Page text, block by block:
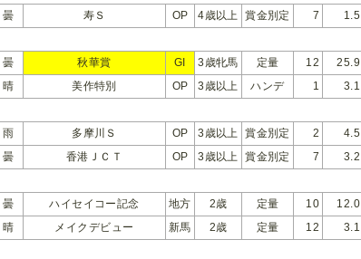
曇 寿Ｓ OP 4歳以上 賞金別定 7 1.5
曇 秋華賞 GI 3歳牝馬 定量 12 25.9
晴 美作特別 OP 3歳以上 ハンデ 1 3.1
雨 多摩川Ｓ OP 3歳以上 賞金別定 2 4.5
曇 香港ＪＣＴ OP 3歳以上 賞金別定 7 3.2
曇 ハイセイコー記念 地方 2歳 定量 10 12.0
晴 メイクデビュー 新馬 2歳 定量 12 3.1